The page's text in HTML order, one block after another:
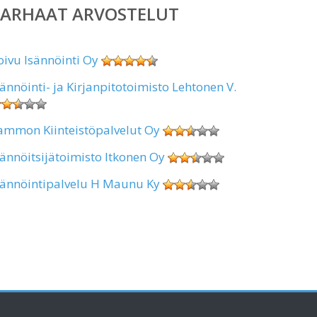
ARVOSTELUT
Isännöinti Oy
ja Kirjanpitotoimisto Lehtonen V.
Kiinteistöpalvelut Oy
Itkonen Oy
H Maunu Ky